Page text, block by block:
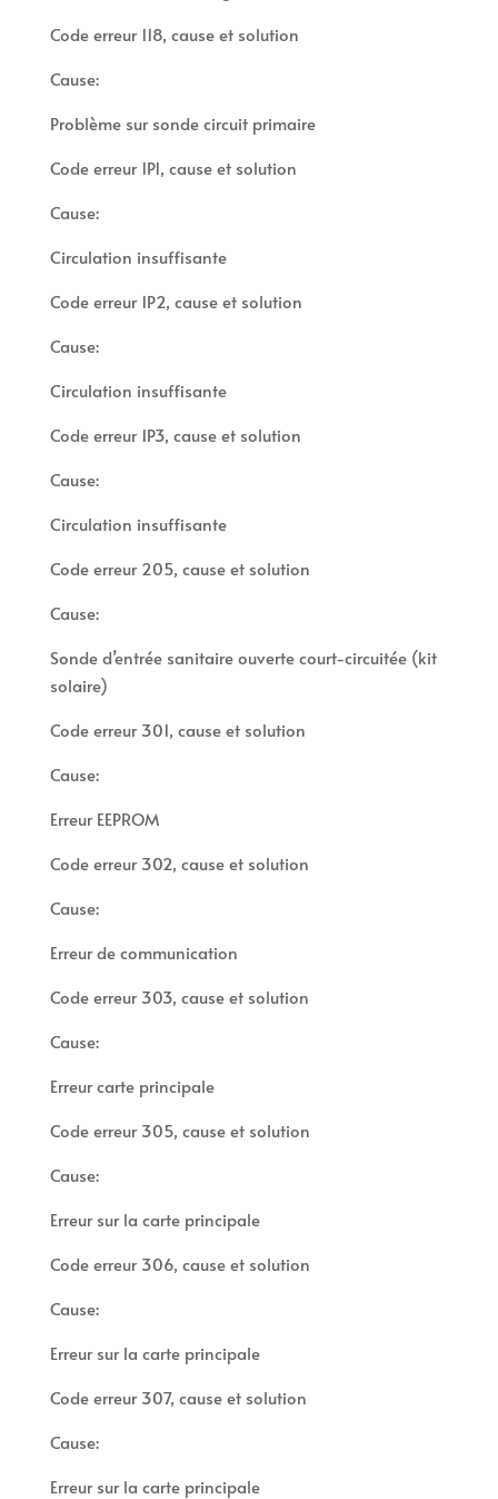
Code erreur 118, cause et solution
Cause:
Problème sur sonde circuit primaire
Code erreur 1P1, cause et solution
Cause:
Circulation insuffisante
Code erreur 1P2, cause et solution
Cause:
Circulation insuffisante
Code erreur 1P3, cause et solution
Cause:
Circulation insuffisante
Code erreur 205, cause et solution
Cause:
Sonde d’entrée sanitaire ouverte court-circuitée (kit
solaire)
Code erreur 301, cause et solution
Cause:
Erreur EEPROM
Code erreur 302, cause et solution
Cause:
Erreur de communication
Code erreur 303, cause et solution
Cause:
Erreur carte principale
Code erreur 305, cause et solution
Cause:
Erreur sur la carte principale
Code erreur 306, cause et solution
Cause:
Erreur sur la carte principale
Code erreur 307, cause et solution
Cause:
Erreur sur la carte principale